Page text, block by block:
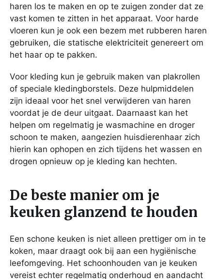
haren los te maken en op te zuigen zonder dat ze
vast komen te zitten in het apparaat. Voor harde
vloeren kun je ook een bezem met rubberen haren
gebruiken, die statische elektriciteit genereert om
het haar op te pakken.
Voor kleding kun je gebruik maken van plakrollen
of speciale kledingborstels. Deze hulpmiddelen
zijn ideaal voor het snel verwijderen van haren
voordat je de deur uitgaat. Daarnaast kan het
helpen om regelmatig je wasmachine en droger
schoon te maken, aangezien huisdierenhaar zich
hierin kan ophopen en zich tijdens het wassen en
drogen opnieuw op je kleding kan hechten.
De beste manier om je
keuken glanzend te houden
Een schone keuken is niet alleen prettiger om in te
koken, maar draagt ook bij aan een hygiënische
leefomgeving. Het schoonhouden van je keuken
vereist echter regelmatig onderhoud en aandacht